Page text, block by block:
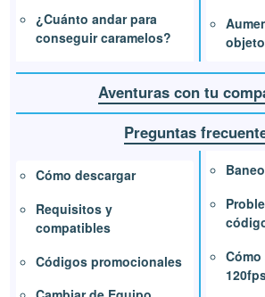
¿Cuánto andar para
conseguir caramelos?
Aventuras con tu
Preguntas
Cómo descargar
Requisitos y
compatibles
Códigos promocionales